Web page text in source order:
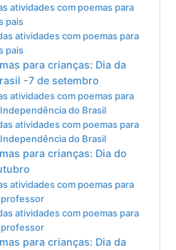
atividades com poemas para
pais
atividades com poemas para
pais
para crianças: Dia da
-7 de setembro
atividades com poemas para
do Brasil
atividades com poemas para
do Brasil
para crianças: Dia do
atividades com poemas para
professor
atividades com poemas para
professor
para crianças: Dia da